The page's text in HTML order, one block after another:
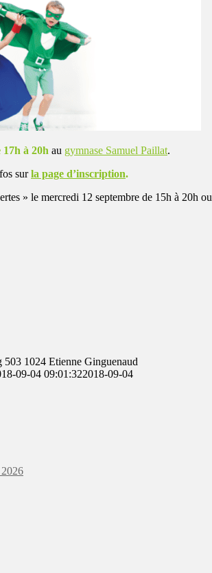
à 20h au gymnase Samuel Paillat.
surla page d’inscription.
» le mercredi 12 septembre de 15h à 20h ou
503 1024 Etienne Ginguenaud
09-04 09:01:322018-09-04